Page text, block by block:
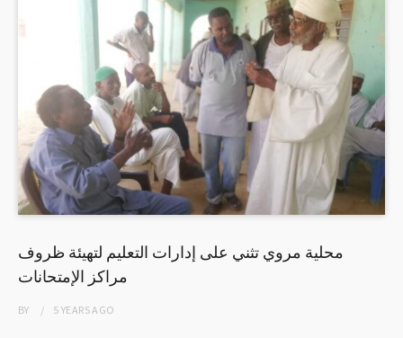
محلية مروي تثني على إدارات التعليم لتهيئة ظروف
مراكز الإمتحانات
BY 5 YEARSAGO